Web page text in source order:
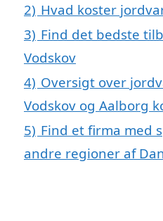
2) Hvad koster
3) Find det bedste
Vodskov
4) Oversigt over
Vodskov og Aalborg
5) Find et firma med
andre regioner af